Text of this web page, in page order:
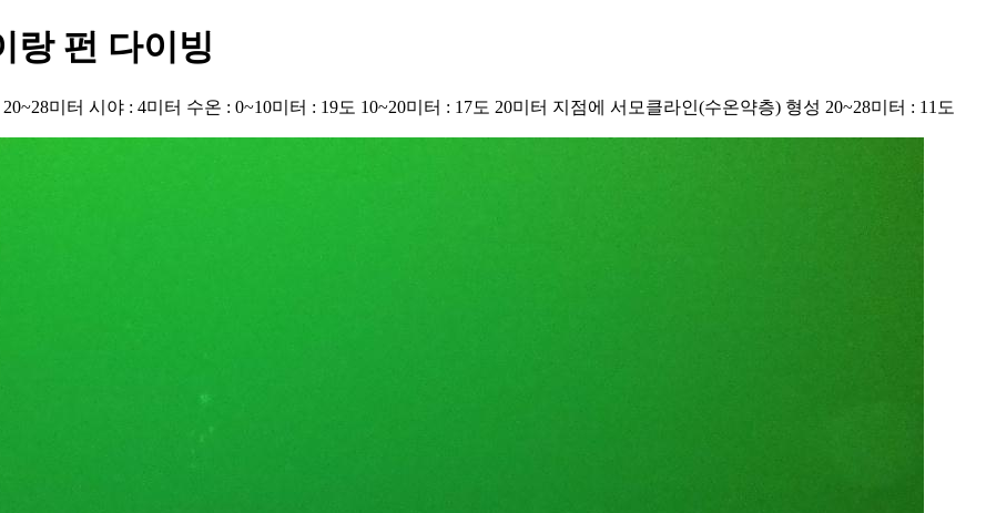
랑 펀 다이빙
미터 시야 : 4미터 수온 : 0~10미터 : 19도 10~20미터 : 17도 20미터 지점에 서모클라인(수온약층) 형성 20~28미터 : 11도